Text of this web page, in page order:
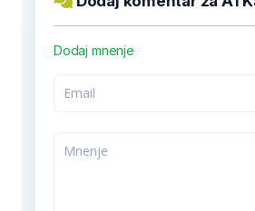
Dodaj mnenje